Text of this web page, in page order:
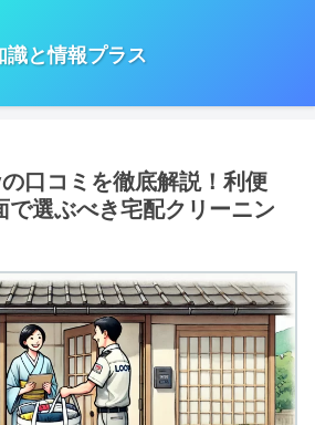
識と情報プラス
口コミを徹底解説！利便
で選ぶべき宅配クリーニン